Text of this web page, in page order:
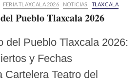
FERIA TLAXCALA 2026 NOTICIAS TLAXCALA
Pueblo Tlaxcala 2026
del Pueblo Tlaxcala 2026:
y Fechas
Cartelera Teatro del